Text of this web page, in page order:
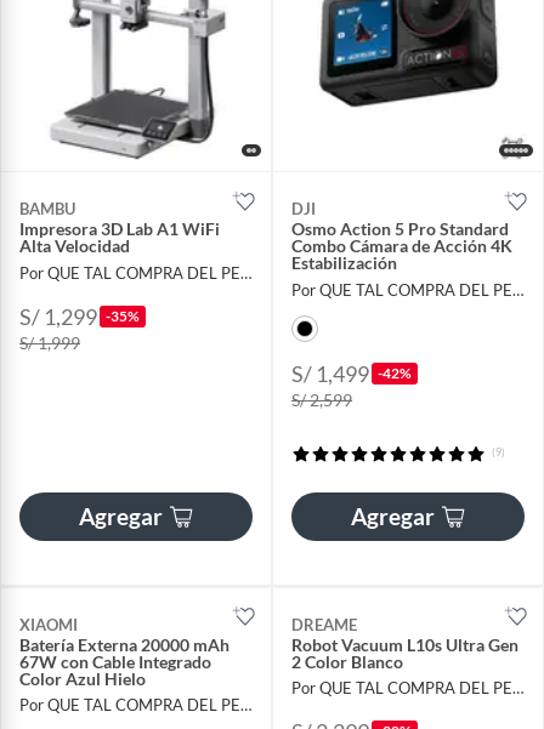
BAMBU
Impresora 3D Lab A1 WiFi
Alta Velocidad
Por QUE TAL COMPRA DEL PERU
S/ 1,299 -35%
S/ 1,999
Agregar
DJI
Osmo Action 5 Pro Standard
Combo Cámara de Acción 4K
Estabilización
Por QUE TAL COMPRA DEL PERU
S/ 1,499 -42%
S/ 2,599
(9)
Agregar
XIAOMI
Batería Externa 20000 mAh
67W con Cable Integrado
Color Azul Hielo
Por QUE TAL COMPRA DEL PERU
DREAME
Robot Vacuum L10s Ultra Gen
2 Color Blanco
Por QUE TAL COMPRA DEL PERU